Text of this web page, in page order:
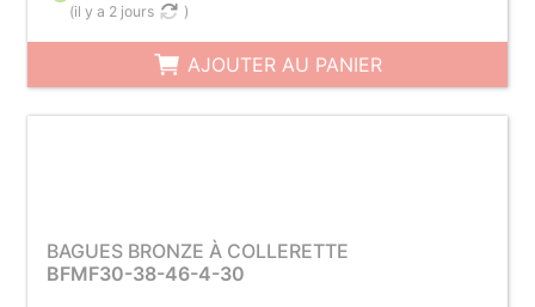
(il y a 2 jours )
AJOUTER AU PANIER
BAGUES BRONZE À COLLERETTE
BFMF30-38-46-4-30